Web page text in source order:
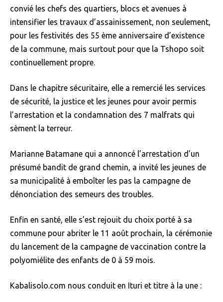
convié les chefs des quartiers, blocs et avenues à
intensifier les travaux d’assainissement, non seulement,
pour les festivités des 55 ème anniversaire d’existence
de la commune, mais surtout pour que la Tshopo soit
continuellement propre.
Dans le chapitre sécuritaire, elle a remercié les services
de sécurité, la justice et les jeunes pour avoir permis
l’arrestation et la condamnation des 7 malfrats qui
sèment la terreur.
Marianne Batamane qui a annoncé l’arrestation d’un
présumé bandit de grand chemin, a invité les jeunes de
sa municipalité à emboîter les pas la campagne de
dénonciation des semeurs des troubles.
Enfin en santé, elle s’est rejouit du choix porté à sa
commune pour abriter le 11 août prochain, la cérémonie
du lancement de la campagne de vaccination contre la
polyomiélite des enfants de 0 à 59 mois.
Kabalisolo.com nous conduit en Ituri et titre à la une :